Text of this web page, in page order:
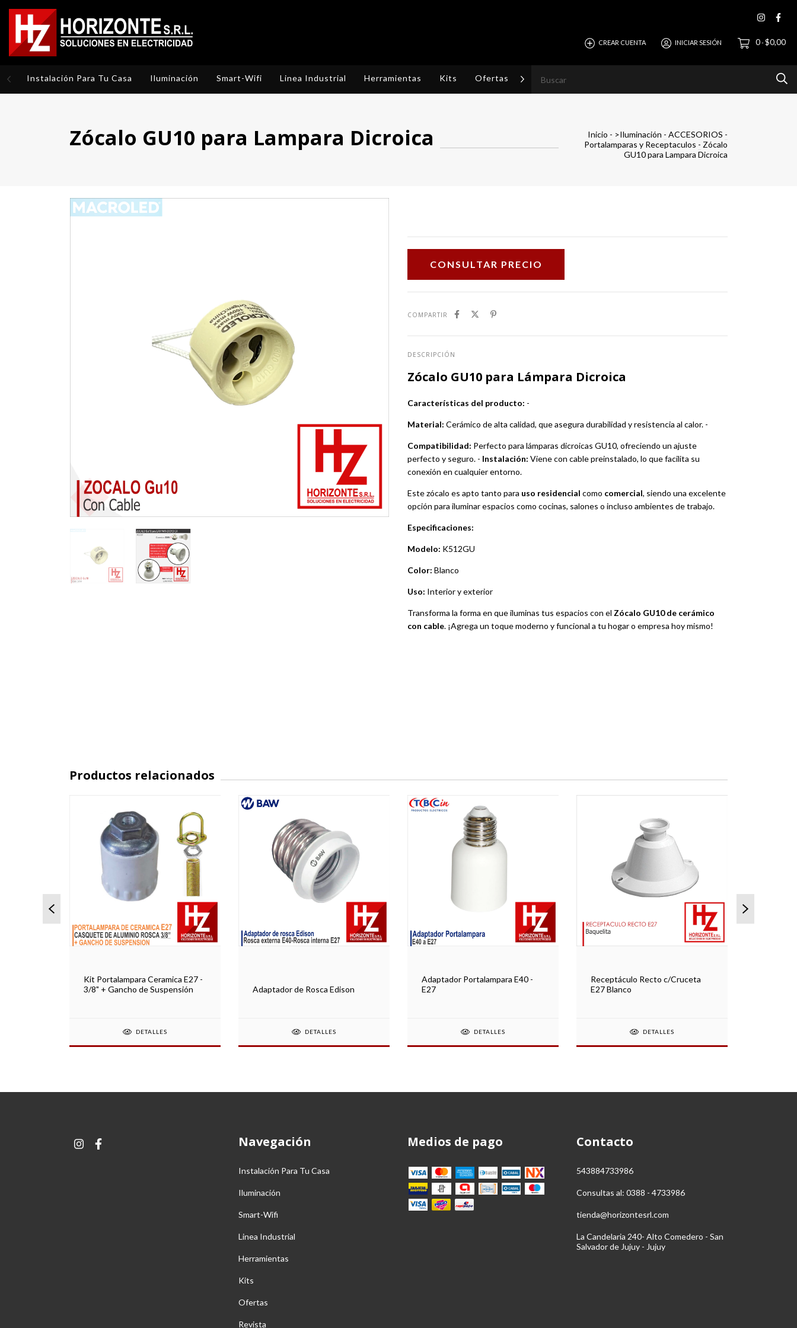
CREAR CUENTA INICIAR SESIÓN 0-$0,00
Instalación Para Tu Casa Iluminación Smart-Wifi Linea Industrial Herramientas Kits Ofertas Revista
Zócalo GU10 para Lampara Dicroica Inicio - >Iluminación - ACCESORIOS -
Portalamparas y Receptaculos - Zócalo
GU10 para Lampara Dicroica
COMPARTIR
DESCRIPCIÓN
Zócalo GU10 para Lámpara Dicroica
Características del producto: -
Material: Cerámico de alta calidad, que asegura durabilidad y resistencia al calor. -
Compatibilidad: Perfecto para lámparas dicroicas GU10, ofreciendo un ajuste
perfecto y seguro. - Instalación: Viene con cable preinstalado, lo que facilita su
conexión en cualquier entorno.
Este zócalo es apto tanto para uso residencial como comercial, siendo una excelente
opción para iluminar espacios como cocinas, salones o incluso ambientes de trabajo.
Especificaciones:
Modelo: K512GU
Color: Blanco
Uso: Interior y exterior
Transforma la forma en que iluminas tus espacios con el Zócalo GU10 de cerámico
con cable. ¡Agrega un toque moderno y funcional a tu hogar o empresa hoy mismo!
Productos relacionados
Kit Portalampara Ceramica E27 -
3/8" + Gancho de Suspensión
DETALLES
Adaptador de Rosca Edison
DETALLES
Adaptador Portalampara E40 -
E27
DETALLES
Receptáculo Recto c/Cruceta
E27 Blanco
DETALLES
Navegación
Instalación Para Tu Casa
Iluminación
Smart-Wifi
Linea Industrial
Herramientas
Kits
Ofertas
Revista
Medios de pago Contacto
543884733986
Consultas al: 0388 - 4733986
tienda@horizontesrl.com
La Candelaria 240- Alto Comedero - San
Salvador de Jujuy - Jujuy